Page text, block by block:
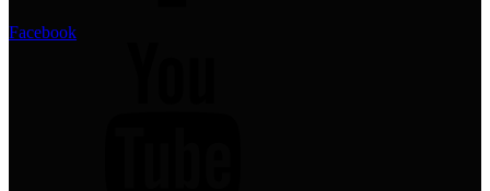
Facebook